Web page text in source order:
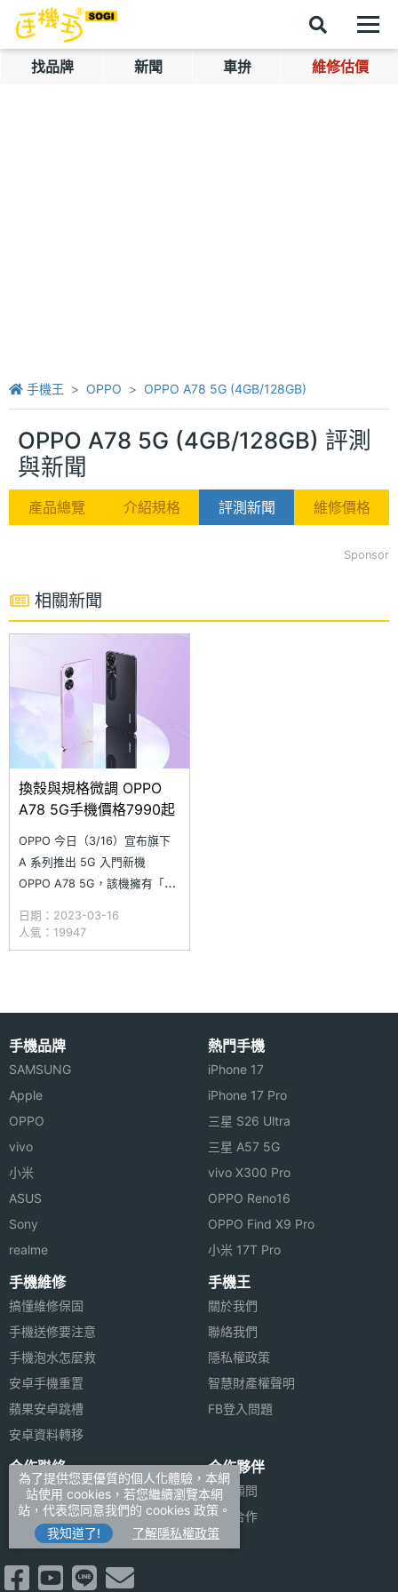
找品牌 新聞 車拚 維修估價
手機王 OPPO OPPO A78 5G (4GB/128GB)
OPPO A78 5G (4GB/128GB) 評測
與新聞
產品總覽 介紹規格 評測新聞 維修價格
Sponsor
相關新聞
換殼與規格微調 OPPO
A78 5G手機價格7990起
OPPO 今日（3/16）宣布旗下
A 系列推出 5G 入門新機
OPPO A78 5G，該機擁有「閃
供 4GB + 128GB 與 8GB +
128GB 兩種版本，建議售價分
路商店、官方
日期：2023-03-16
人氣：19947
手機品牌
SAMSUNG
Apple
OPPO
vivo
小米
ASUS
Sony
realme
熱門手機
iPhone 17
iPhone 17 Pro
三星 S26 Ultra
三星 A57 5G
vivo X300 Pro
OPPO Reno16
OPPO Find X9 Pro
小米 17T Pro
手機維修
搞懂維修保固
手機送修要注意
手機泡水怎麼救
安卓手機重置
蘋果安卓跳槽
安卓資料轉移
手機王
關於我們
聯絡我們
隱私權政策
智慧財產權聲明
FB登入問題
合作聯絡
廣告刊登
加入商店報價
新聞聯絡
合作夥伴
法律顧問
媒體合作
為了提供您更優質的個人化體驗，本網
站使用 cookies，若您繼續瀏覽本網
站，代表您同意我們的 cookies 政策。
我知道了!
了解隱私權政策